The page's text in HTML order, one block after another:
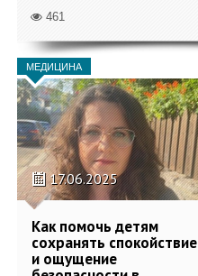
461
МЕДИЦИНА
17.06.2025
Как помочь детям
сохранять спокойствие
и ощущение